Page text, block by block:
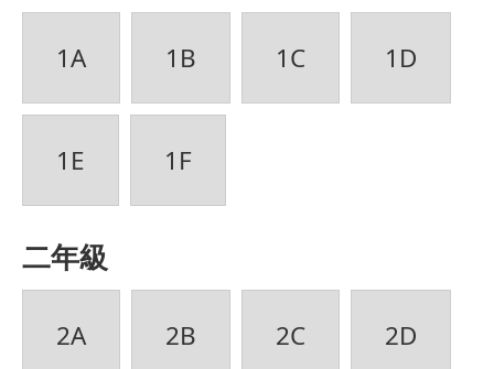
1A 1B 1C 1D
1E 1F
二年級
2A 2B 2C 2D